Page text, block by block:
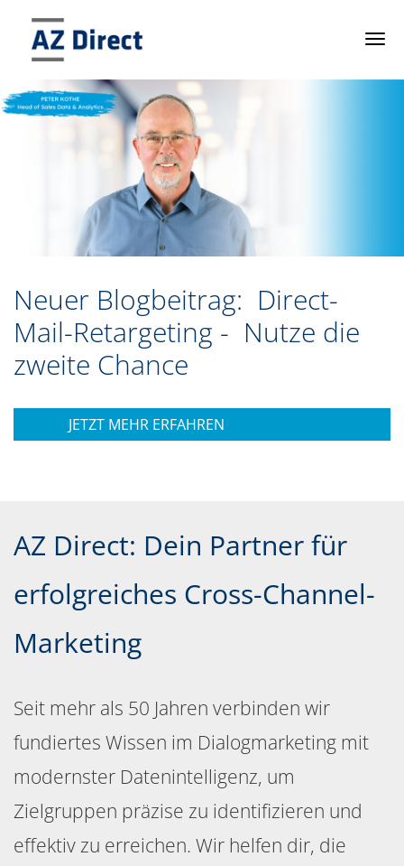
Neuer Blogbeitrag: Direct-
Mail-Retargeting - Nutze die
zweite Chance
JETZT MEHR ERFAHREN
AZ Direct: Dein Partner für
erfolgreiches Cross-Channel-
Marketing
Seit mehr als 50 Jahren verbinden wir
fundiertes Wissen im Dialogmarketing mit
modernster Datenintelligenz, um
Zielgruppen präzise zu identifizieren und
effektiv zu erreichen. Wir helfen dir, die